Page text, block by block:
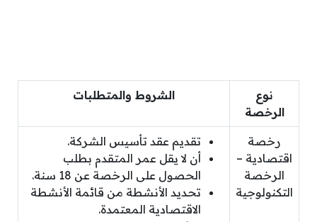
نوع
الرخصة
الشروط والمتطلبات
رخصة
اقتصادية –
الرخصة
التكنولوجية
تقديم عقد تأسيس الشركة.
أن لا يقل عمر المتقدم بطلب
الحصول على الرخصة عن 18 سنة.
تحديد الأنشطة من قائمة الأنشطة
الاقتصادية المعتمدة.